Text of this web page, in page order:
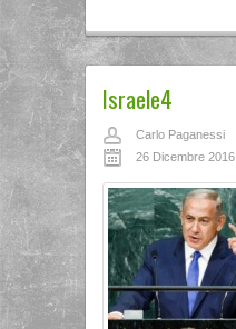
Israele4
Carlo Paganessi
26 Dicembre 2016